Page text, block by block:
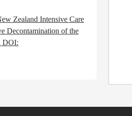
Zealand Intensive Care
Decontamination of the
DOI: